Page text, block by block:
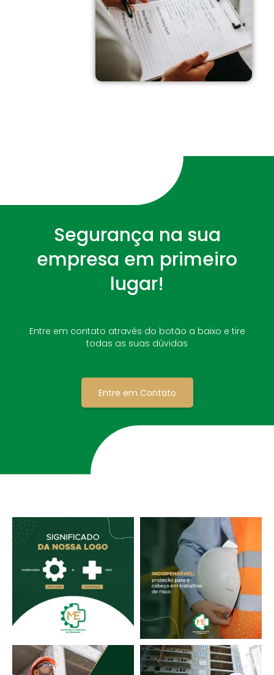
Segurança na sua
empresa em primeiro
lugar!
Entre em contato através do botão a baixo e tire
todas as suas dúvidas
Entre em Contato